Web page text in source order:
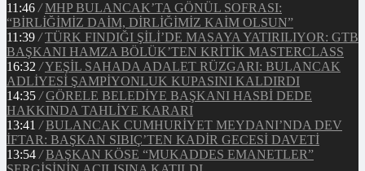
11:46 / MHP BULANCAK’TA GÖNÜL SOFRASI:
“BİRLİĞİMİZ DAİM, DİRLİĞİMİZ KAİM OLSUN”
11:39 / TÜRK FINDIĞI ŞİLİ’DE MASAYA YATIRILIYOR: GTB
BAŞKANI HAMZA BÖLÜK’TEN KRİTİK MASTERCLASS
16:32 /YEŞİL SAHADA ADALET RÜZGARI: BULANCAK
ADLİYESİ ŞAMPİYONLUK KUPASINI KALDIRDI
14:35 / GÖRELE BELEDİYE BAŞKANI HASBİ DEDE
HAKKINDA TAHLİYE KARARI
13:41 / BULANCAK CUMHURİYET MEYDANI’NDA DEV
İFTAR: BAŞKAN SIBIÇ’TEN KADİR GECESİ DAVETİ
13:54 / BAŞKAN KÖSE “MUKADDES EMANETLER”